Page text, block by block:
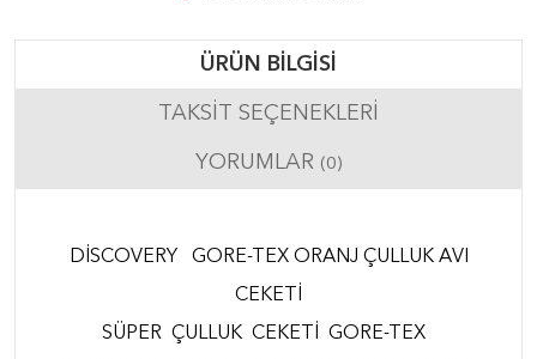
ÜRÜN BILGISI
TAKSIT SEÇENEKLERI
YORUMLAR (0)
DİSCOVERY GORE-TEX ORANJ ÇULLUK AVI
CEKETİ
SÜPER ÇULLUK CEKETİ GORE-TEX